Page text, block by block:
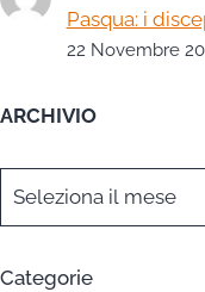
Pasqua: i
22 Novembre
ARCHIVIO
Categorie